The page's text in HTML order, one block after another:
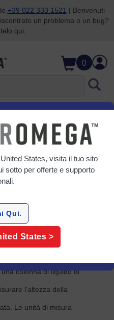
+39 022 333 1521 | Benvenuti
un problema o un bug?
qui.
0
pressione
con il
forza per unità di superficie
colonna di liquido di
l'altezza della
Le unità di misura
United States, visita il tuo sito
sotto per offerte e supporto
Qui.
States >